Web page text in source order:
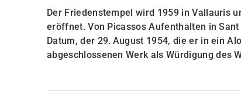
Der Friedenstempel wird 1959 in Vallauris
eröffnet. Von Picassos Aufenthalten in
Datum, der 29. August 1954, die er in ein
abgeschlossenen Werk als Würdigung des